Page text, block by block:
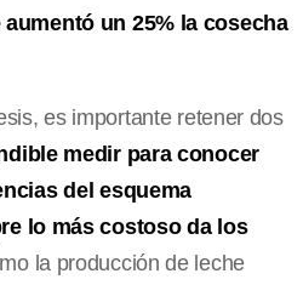
un 25% la cosecha
es importante retener dos
medir para conocer
del esquema
lo más costoso da los
la producción de leche